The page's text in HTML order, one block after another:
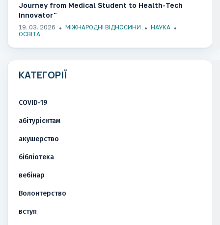
Journey from Medical Student to Health-Tech
Innovator"
19. 03. 2026 МІЖНАРОДНІ ВІДНОСИНИ
НАУКА
ОСВІТА
КАТЕГОРІЇ
COVID-19
абітурієнтам
акушерство
бібліотека
вебінар
Волонтерство
вступ